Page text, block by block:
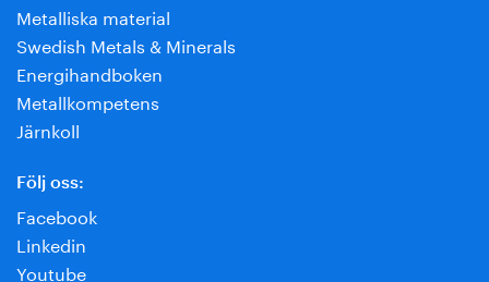
Metalliska material
Swedish Metals & Minerals
Energihandboken
Metallkompetens
Järnkoll
Följ oss:
Facebook
Linkedin
Youtube